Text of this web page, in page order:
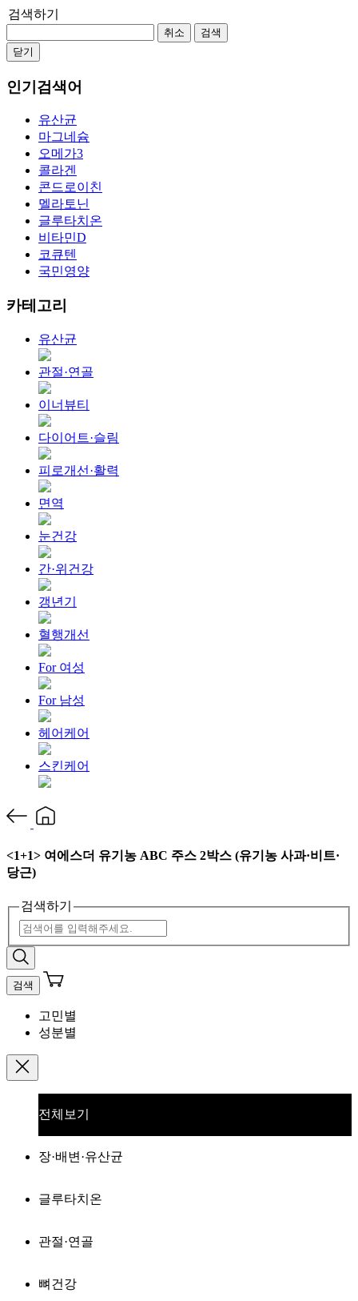
검색하기
취소
검색
닫기
인기검색어
유산균
마그네슘
오메가3
콜라겐
콘드로이친
멜라토닌
글루타치온
비타민D
코큐텐
국민영양
카테고리
유산균
관절·연골
이너뷰티
다이어트·슬림
피로개선·활력
면역
눈건강
간·위건강
갱년기
혈행개선
For 여성
For 남성
헤어케어
스킨케어
<1+1> 여에스더 유기농 ABC 주스 2박스 (유기농 사과·비트·
당근)
검색하기
검색
고민별
성분별
전체보기
장·배변·유산균
글루타치온
관절·연골
뼈건강